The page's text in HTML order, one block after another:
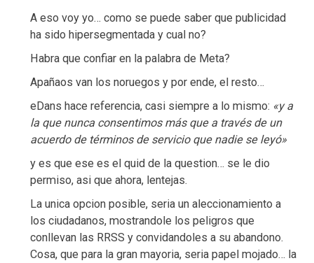
A eso voy yo… como se puede saber que publicidad
ha sido hipersegmentada y cual no?
Habra que confiar en la palabra de Meta?
Apañaos van los noruegos y por ende, el resto…
eDans hace referencia, casi siempre a lo mismo: «y a
la que nunca consentimos más que a través de un
acuerdo de términos de servicio que nadie se leyó»
y es que ese es el quid de la question… se le dio
permiso, asi que ahora, lentejas.
La unica opcion posible, seria un aleccionamiento a
los ciudadanos, mostrandole los peligros que
conllevan las RRSS y convidandoles a su abandono.
Cosa, que para la gran mayoria, seria papel mojado… la